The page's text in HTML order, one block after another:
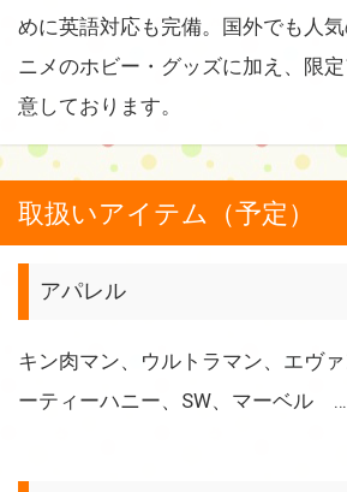
めに英語対応も完備。国外でも人
ニメのホビー・グッズに加え、限
意しております。
取扱いアイテム（予定）
アパレル
キン肉マン、ウルトラマン、エヴ
ーティーハニー、SW、マーベル